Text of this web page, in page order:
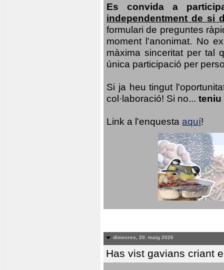
Es convida a
independentment de si
formulari de preguntes
moment l'anonimat. No
màxima sinceritat per tal
única participació per
Si ja heu tingut
col·laboració! Si no... teniu
Link a l'enquesta aquí!
dimecres, 20. maig 2026
Has vist gavians criant